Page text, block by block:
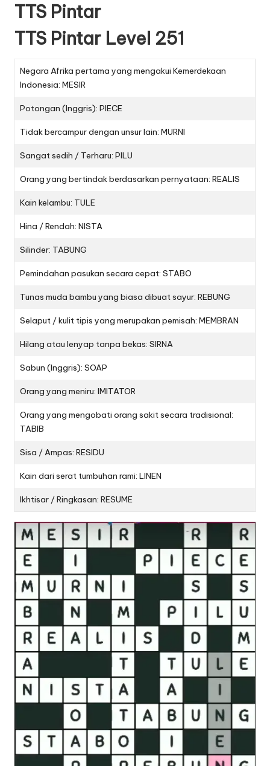
TTS Pintar
TTS Pintar Level 251
Negara Afrika pertama yang mengakui Kemerdekaan
Indonesia: MESIR
Potongan (Inggris): PIECE
Tidak bercampur dengan unsur lain: MURNI
Sangat sedih / Terharu: PILU
Orang yang bertindak berdasarkan pernyataan: REALIS
Kain kelambu: TULE
Hina / Rendah: NISTA
Silinder: TABUNG
Pemindahan pasukan secara cepat: STABO
Tunas muda bambu yang biasa dibuat sayur: REBUNG
Selaput / kulit tipis yang merupakan pemisah: MEMBRAN
Hilang atau lenyap tanpa bekas: SIRNA
Sabun (Inggris): SOAP
Orang yang meniru: IMITATOR
Orang yang mengobati orang sakit secara tradisional:
TABIB
Sisa / Ampas: RESIDU
Kain dari serat tumbuhan rami: LINEN
Ikhtisar / Ringkasan: RESUME